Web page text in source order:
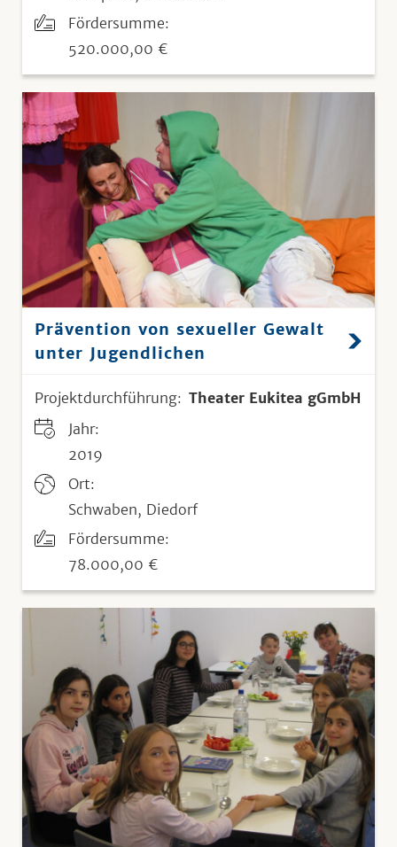
Fördersumme:
520.000,00 €
Prävention von sexueller Gewalt
unter Jugendlichen
Projektdurchführung: Theater Eukitea gGmbH
Jahr:
2019
Ort:
Schwaben, Diedorf
Fördersumme:
78.000,00 €